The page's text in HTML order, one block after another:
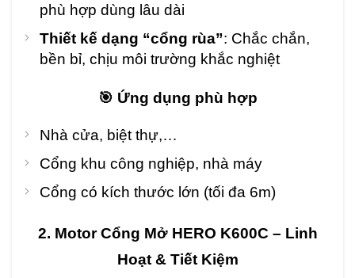
phù hợp dùng lâu dài
Thiết kế dạng “cổng rùa”: Chắc chắn,
bền bỉ, chịu môi trường khắc nghiệt
🎯 Ứng dụng phù hợp
Nhà cửa, biệt thự,…
Cổng khu công nghiệp, nhà máy
Cổng có kích thước lớn (tối đa 6m)
2. Motor Cổng Mở HERO K600C – Linh
Hoạt & Tiết Kiệm